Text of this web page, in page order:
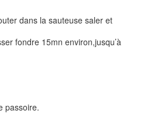
dans la sauteuse saler et
fondre 15mn environ,jusqu’à
passoire.